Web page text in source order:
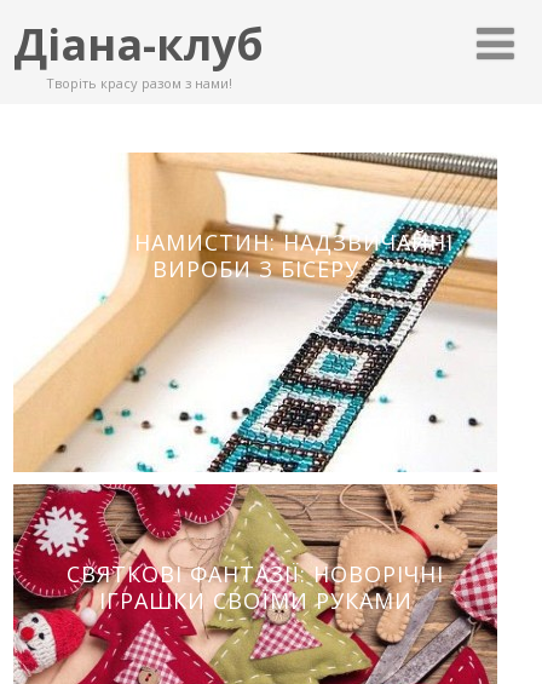
Діана-клуб
Творіть красу разом з нами!
МАГІЯ НАМИСТИН: НАДЗВИЧАЙНІ
ВИРОБИ З БІСЕРУ
СВЯТКОВІ ФАНТАЗІЇ: НОВОРІЧНІ
ІГРАШКИ СВОЇМИ РУКАМИ